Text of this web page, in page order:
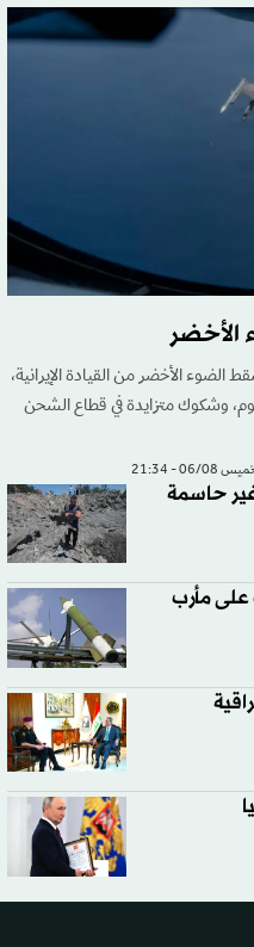
الأخضر
الأخضر من القيادة الإيرانية،
وشكوك متزايدة في قطاع الشحن
06/08 - 21:34
غير حاسمة
مأرب